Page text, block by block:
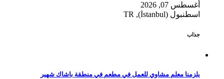
أغسطس 07, 2026
اسطنبول (İstanbul), TR
جذاب
يلزمنا معلم مشاوي للعمل في مطعم في منطقة باشاك شهير